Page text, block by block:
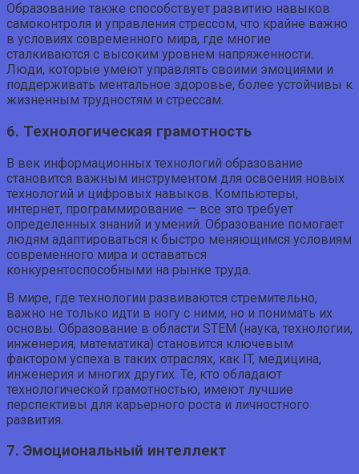
Образование также способствует развитию навыков
самоконтроля и управления стрессом, что крайне важно
в условиях современного мира, где многие
сталкиваются с высоким уровнем напряженности.
Люди, которые умеют управлять своими эмоциями и
поддерживать ментальное здоровье, более устойчивы к
жизненным трудностям и стрессам.
6. Технологическая грамотность
В век информационных технологий образование
становится важным инструментом для освоения новых
технологий и цифровых навыков. Компьютеры,
интернет, программирование — все это требует
определенных знаний и умений. Образование помогает
людям адаптироваться к быстро меняющимся условиям
современного мира и оставаться
конкурентоспособными на рынке труда.
В мире, где технологии развиваются стремительно,
важно не только идти в ногу с ними, но и понимать их
основы. Образование в области STEM (наука, технологии,
инженерия, математика) становится ключевым
фактором успеха в таких отраслях, как IT, медицина,
инженерия и многих других. Те, кто обладают
технологической грамотностью, имеют лучшие
перспективы для карьерного роста и личностного
развития.
7. Эмоциональный интеллект